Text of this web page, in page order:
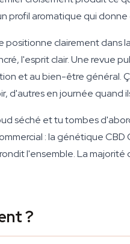
profil aromatique qui donne
positionne clairement
l'esprit clair. Une revue
et au bien-être général.
d'autres en journée quand
séché et tu tombes
: la génétique
l'ensemble. La
?